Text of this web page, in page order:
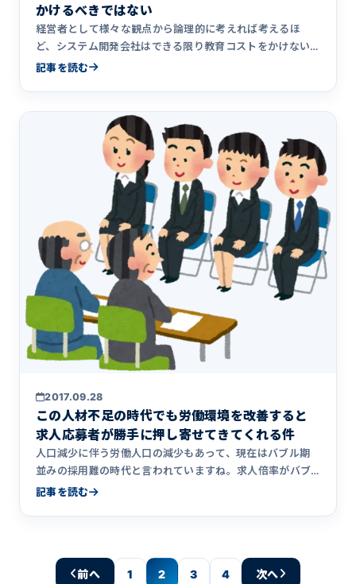
かけるべきではない
経営者として様々な観点から論理的に考えれば考えるほ
ど、システム開発会社はできる限り教育コストをかけない
方が良いという結論に至ります。なぜそう思うのか、シス
記事を読む
2017.09.28
この人材不足の時代でも労働環境を改善すると
求人応募者が勝手に押し寄せてきてくれる件
人口減少に伴う労働人口の減少もあって、現在はバブル期
並みの採用難の時代と言われていますね。求人倍率がバブ
ル期並となってい&hellip;
記事を読む
前へ 1 2 3 4 次へ